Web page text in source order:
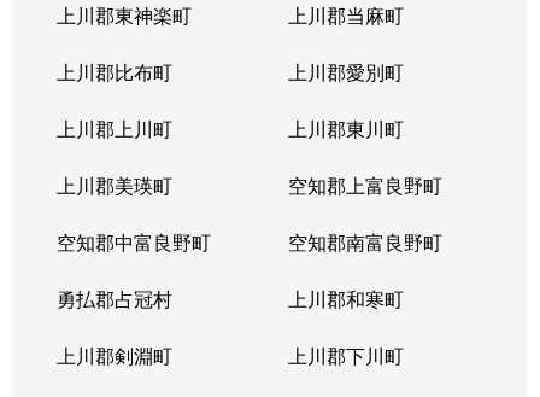
上川郡東神楽町 上川郡当麻町
上川郡比布町 上川郡愛別町
上川郡上川町 上川郡東川町
上川郡美瑛町 空知郡上富良野町
空知郡中富良野町 空知郡南富良野町
勇払郡占冠村 上川郡和寒町
上川郡剣淵町 上川郡下川町